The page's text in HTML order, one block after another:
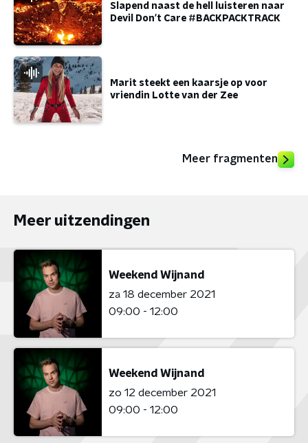
Slapend naast de hell luisteren naar
Devil Don't Care #BACKPACKTRACK
Marit steekt een kaarsje op voor
vriendin Lotte van der Zee
Meer fragmenten
Meer uitzendingen
Weekend Wijnand
za 18 december 2021
09:00 - 12:00
Weekend Wijnand
zo 12 december 2021
09:00 - 12:00